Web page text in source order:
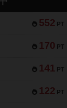
552 PT
170 PT
141 PT
122 PT